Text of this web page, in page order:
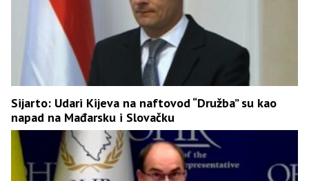
Sijarto: Udari Kijeva na naftovod “Družba” su kao
napad na Mađarsku i Slovačku